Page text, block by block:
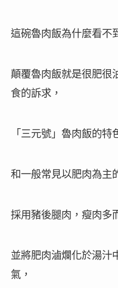
這碗魯肉飯為什麼看不
顛覆魯肉飯就是很肥很
食的訴求，
「三元號」魯肉飯的特
和一般常見以肥肉為主
採用豬後腿肉，瘦肉多
並將肥肉滷爛化於湯汁
氣，